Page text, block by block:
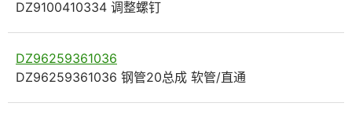
DZ9100410334 调整螺钉
DZ96259361036
DZ96259361036 钢管20总成 软管/直通